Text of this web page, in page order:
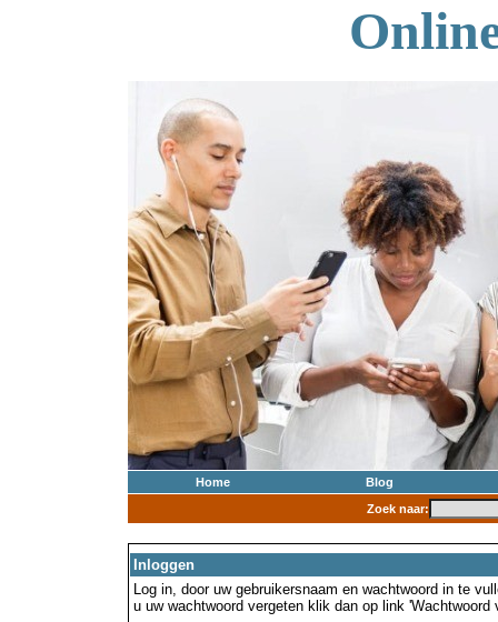
Home
Blog
Zoek naar:
Inloggen
Log in, door uw gebruikersnaam en wachtwoord in te
u uw wachtwoord vergeten klik dan op link 'Wachtwoord